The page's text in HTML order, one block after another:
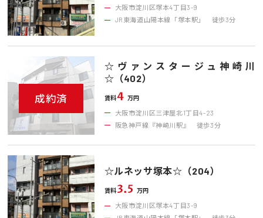
大阪市淀川区塚本4丁目3-9
JR東海道山陽本線「塚本駅」 徒歩3分
成約済
☆ヴァンスタージュ神崎川
☆（402）
賃料4 万円
大阪市淀川区三津屋北1丁目4-23
阪急神戸線『神崎川駅』 徒歩3分
☆ルネッサ塚本☆（204）
賃料3.5 万円
大阪市淀川区塚本4丁目3-9